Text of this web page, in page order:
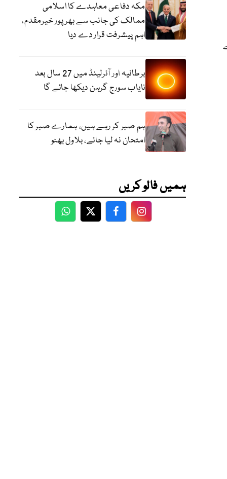
مکہ دفاعی معاہدے کا اسلامی
ممالک کی جانب سے بھرپور خیرمقدم،
اہم پیشرفت قرار دے دیا
برطانیہ اور آئرلینڈ میں 27 سال بعد
نایاب سورج گرہن دیکھا جائے گا
ہم صبر کر رہے ہیں، ہمارے صبر کا
امتحان نہ لیا جائے، بلاول بھٹو
ہمیں فالو کریں
WhatsApp
TwitterFacebookFacebook